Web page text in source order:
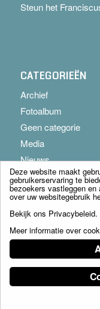
Steun het
CATEGORIEËN
Archief
Fotoalbum
Geen categorie
Media
Nieuws
© Copyright - Franciscus
Deze website maakt
gebruikerservaring te
bezoekers vastleggen
over uw websitegebruik
Bekijk ons Privacybeleid.
Meer informatie over